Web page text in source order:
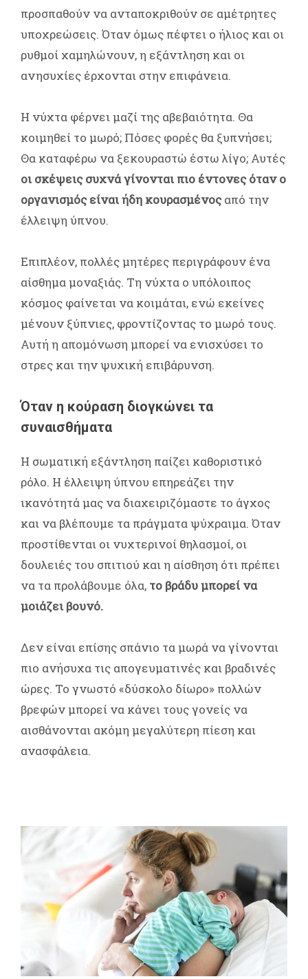
προσπαθούν να ανταποκριθούν σε αμέτρητες
υποχρεώσεις. Όταν όμως πέφτει ο ήλιος και οι
ρυθμοί χαμηλώνουν, η εξάντληση και οι
ανησυχίες έρχονται στην επιφάνεια.
Η νύχτα φέρνει μαζί της αβεβαιότητα. Θα
κοιμηθεί το μωρό; Πόσες φορές θα ξυπνήσει;
Θα καταφέρω να ξεκουραστώ έστω λίγο; Αυτές
οι σκέψεις συχνά γίνονται πιο έντονες όταν ο
οργανισμός είναι ήδη κουρασμένοςαπό την
έλλειψη ύπνου.
Επιπλέον, πολλές μητέρες περιγράφουν ένα
αίσθημα μοναξιάς. Τη νύχτα ο υπόλοιπος
κόσμος φαίνεται να κοιμάται, ενώ εκείνες
μένουν ξύπνιες, φροντίζοντας το μωρό τους.
Αυτή η απομόνωση μπορεί να ενισχύσει το
στρες και την ψυχική επιβάρυνση.
Όταν η κούραση διογκώνει τα
συναισθήματα
Η σωματική εξάντληση παίζει καθοριστικό
ρόλο. Η έλλειψη ύπνου επηρεάζει την
ικανότητά μας να διαχειριζόμαστε το άγχος
και να βλέπουμε τα πράγματα ψύχραιμα. Όταν
προστίθενται οι νυχτερινοί θηλασμοί, οι
δουλειές του σπιτιού και η αίσθηση ότι πρέπει
να τα προλάβουμε όλα, το βράδυ μπορεί να
μοιάζει βουνό.
Δεν είναι επίσης σπάνιο τα μωρά να γίνονται
πιο ανήσυχα τις απογευματινές και βραδινές
ώρες. Το γνωστό «δύσκολο δίωρο» πολλών
βρεφών μπορεί να κάνει τους γονείς να
αισθάνονται ακόμη μεγαλύτερη πίεση και
ανασφάλεια.